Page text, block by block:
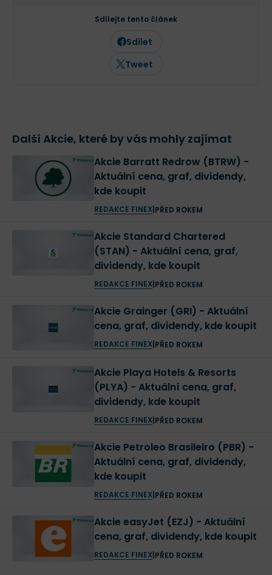
Sdílejte tento článek
Sdílet
Tweet
Další Akcie, které by vás mohly zajímat
Akcie Barratt Redrow (BTRW) -
Aktuální cena, graf, dividendy,
kde koupit
REDAKCE FINEX| PŘED ROKEM
Akcie Standard Chartered
(STAN) - Aktuální cena, graf,
dividendy, kde koupit
REDAKCE FINEX| PŘED ROKEM
Akcie Grainger (GRI) - Aktuální
cena, graf, dividendy, kde koupit
REDAKCE FINEX| PŘED ROKEM
Akcie Playa Hotels & Resorts
(PLYA) - Aktuální cena, graf,
dividendy, kde koupit
REDAKCE FINEX| PŘED ROKEM
Akcie Petroleo Brasileiro (PBR) -
Aktuální cena, graf, dividendy,
kde koupit
REDAKCE FINEX| PŘED ROKEM
Akcie easyJet (EZJ) - Aktuální
cena, graf, dividendy, kde koupit
REDAKCE FINEX| PŘED ROKEM